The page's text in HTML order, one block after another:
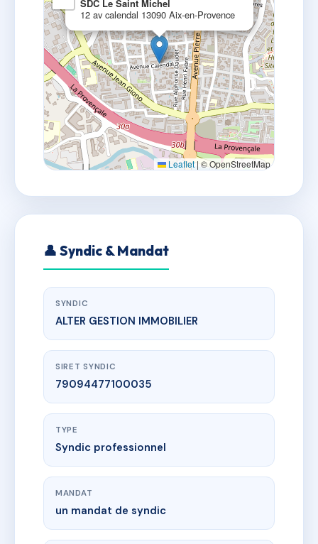
SDC Le Saint Michel
12 av calendal 13090 Aix-en-Provence
Leaflet |© OpenStreetMap
👤 Syndic & Mandat
SYNDIC
ALTER GESTION IMMOBILIER
SIRET SYNDIC
79094477100035
TYPE
Syndic professionnel
MANDAT
un mandat de syndic